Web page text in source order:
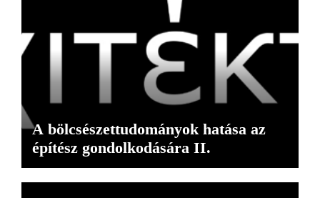
A bölcsészettudományok hatása az
építész gondolkodására II.